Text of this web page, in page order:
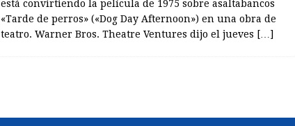
está convirtiendo la película de 1975 sobre asaltabancos
«Tarde de perros» («Dog Day Afternoon») en una obra de
teatro. Warner Bros. Theatre Ventures dijo el jueves […]